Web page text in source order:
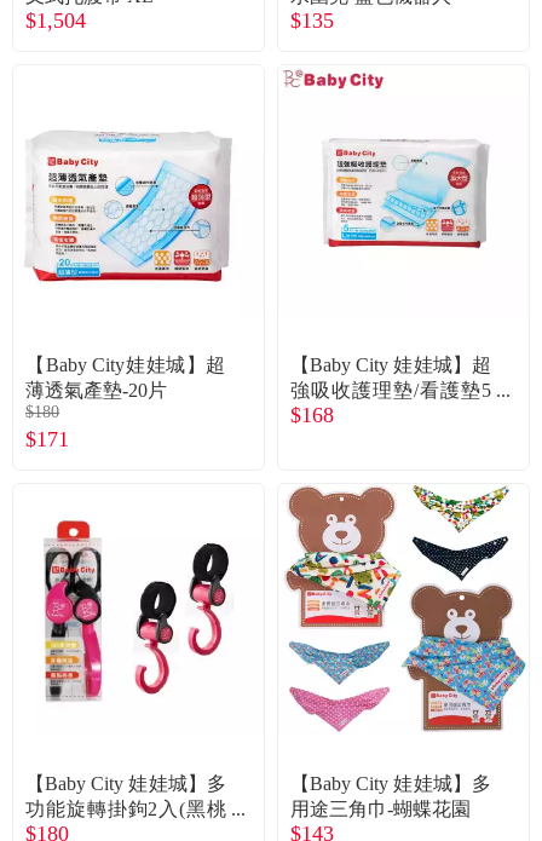
$1,504 $135
【Baby City娃娃城】超
薄透氣產墊-20片
$180
$171
【Baby City 娃娃城】超
強吸收護理墊/看護墊5
片/包
$168
【Baby City 娃娃城】多
功能旋轉掛鉤2入(黑桃
紅)
$180
【Baby City 娃娃城】多
用途三角巾-蝴蝶花園
$143